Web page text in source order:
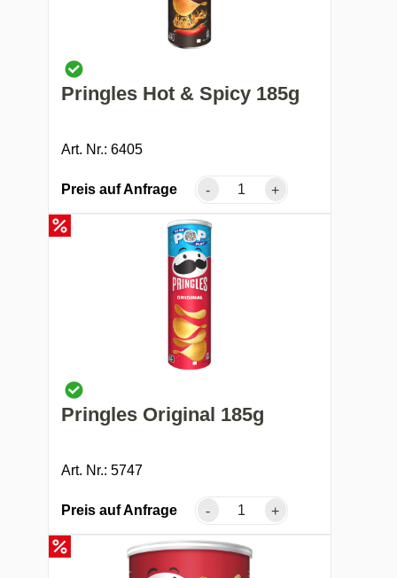
Pringles Hot & Spicy 185g
Art. Nr.: 6405
Preis auf Anfrage - +
Pringles Original 185g
Art. Nr.: 5747
Preis auf Anfrage - +